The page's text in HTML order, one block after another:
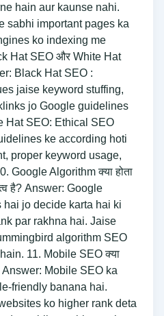
hain aur kaunse nahi.
sabhi important pages ka
ko indexing me
Hat SEO और White Hat
Black Hat SEO :
jaise keyword stuffing,
jo Google guidelines
Hat SEO: Ethical SEO
ke according hoti
proper keyword usage,
Google Algorithm क्या होता
है? Answer: Google
hai jo decide karta hai ki
par rakhna hai. Jaise
algorithm SEO
11. Mobile SEO क्या
Answer: Mobile SEO ka
friendly banana hai.
ko higher rank deta